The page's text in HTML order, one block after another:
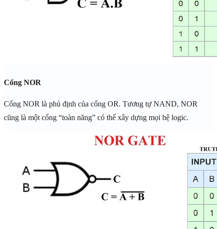
Cổng NOR
Cổng NOR là phủ định của cổng OR. Tương tự NAND, NOR
cũng là một cổng “toàn năng” có thể xây dựng mọi hệ logic.